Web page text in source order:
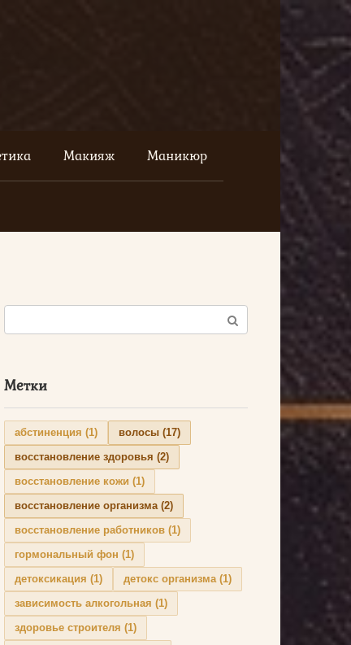
Макияж Маникюр
Поиск:
Метки
абстиненция (1) волосы (17)
восстановление здоровья (2)
восстановление кожи (1)
восстановление организма(2)
восстановление работников (1)
гормональный фон (1)
детоксикация (1) детокс организма(1)
зависимость алкогольная (1)
здоровье строителя (1)